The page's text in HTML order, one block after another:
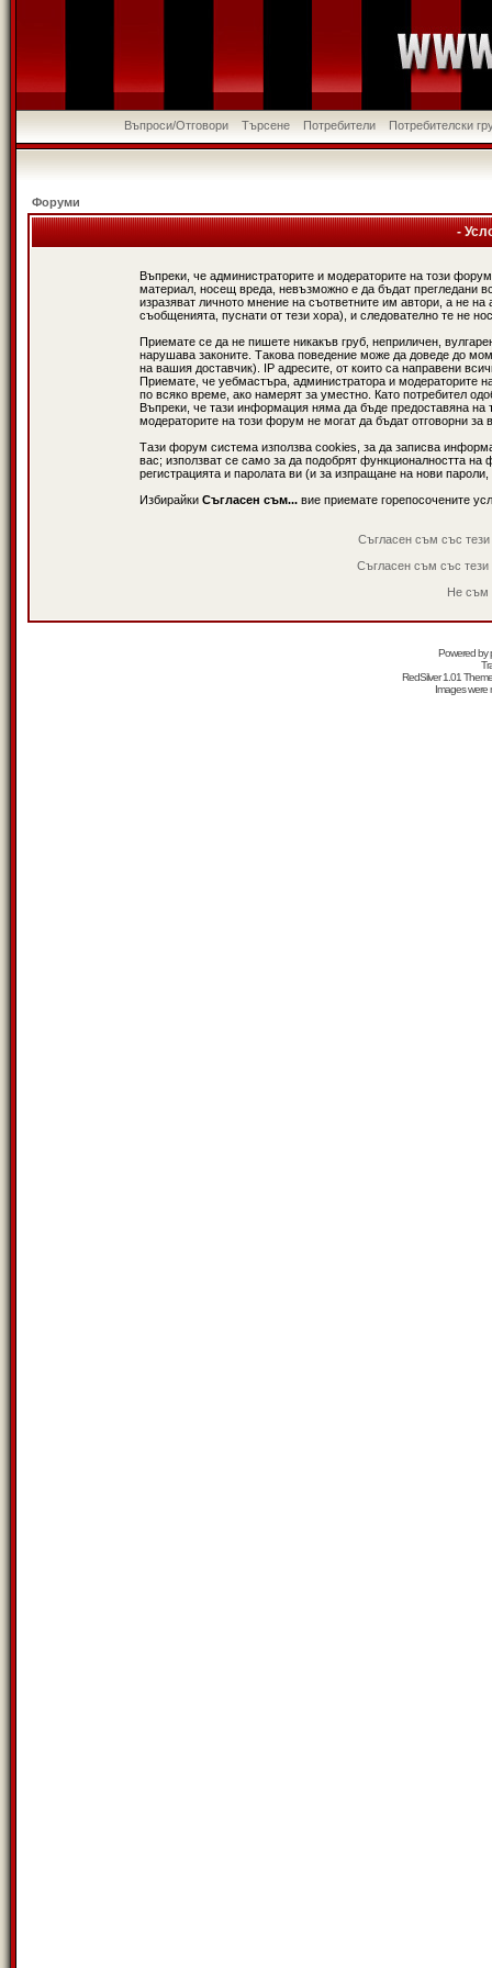
Въпроси/Отговори Търсене Потребители Потребителски
Форуми
-
Въпреки, че администраторите и модераторите на този
материал, носещ вреда, невъзможно е да бъдат прегледани
изразяват личното мнение на съответните им автори, а не
съобщенията, пуснати от тези хора), и следователно те не
Приемате се да не пишете никакъв груб, неприличен,
нарушава законите. Такова поведение може да доведе до
на вашия доставчик). IP адресите, от които са направени
Приемате, че уебмастъра, администратора и модераторите
по всяко време, ако намерят за уместно. Като потребител
Въпреки, че тази информация няма да бъде предоставяна
модераторите на този форум не могат да бъдат отговорни за
Тази форум система използва cookies, за да записва
вас; използват се само за да подобрят функционалността
регистрацията и паролата ви (и за изпращане на нови
Избирайки Съгласен съм... вие приемате горепосочените
Съгласен съм със
Съгласен съм със
Не съм
Powered by
RedSilver 1.01
Images were